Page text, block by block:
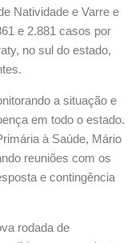
Natividade e Varre e
e 2.881 casos por
no sul do estado,
a situação e
em todo o estado.
à Saúde, Mário
reuniões com os
e contingência
rodada de